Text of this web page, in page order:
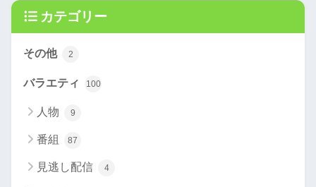
カテゴリー
その他 2
バラエティ 100
人物 9
番組 87
見逃し配信 4